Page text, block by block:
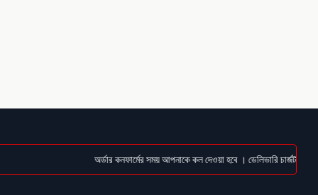
অর্ডার কনফার্মের সময় আপনাকে কল দেওয়া হবে । ডেলিভারি চার্জটা